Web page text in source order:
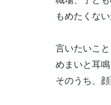
もめたくな
言いたいこ
めまいと耳
そのうち、